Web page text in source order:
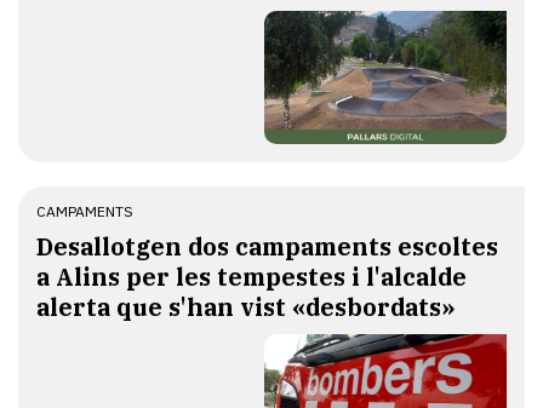
CAMPAMENTS
​Desallotgen dos campaments escoltes
a Alins per les tempestes i l'alcalde
alerta que s'han vist «desbordats»